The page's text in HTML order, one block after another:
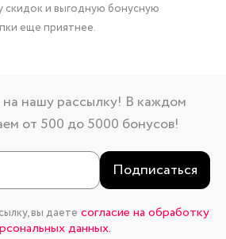
и выгодную бонусную
еще приятнее.
нашу рассылку! В каждом
от 500 до 5000 бонусов!
Подписаться
вы даете согласие на обработку
данных.